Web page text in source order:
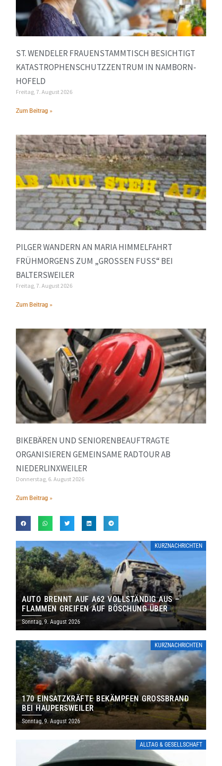
ST. WENDELER FRAUENSTAMMTISCH BESICHTIGT
KATASTROPHENSCHUTZZENTRUM IN NAMBORN-
HOFELD
Freitag, 7. August 2026
Zum Beitrag »
PILGER WANDERN AN MARIA HIMMELFAHRT
FRÜHMORGENS ZUM „GROSSEN FUSS“ BEI BA
LTERSWEILER
Freitag, 7. August 2026
Zum Beitrag »
BIKEBÄREN UND SENIORENBEAUFTRAGTE
ORGANISIEREN GEMEINSAME RADTOUR AB
NIEDERLINXWEILER
Donnerstag, 6. August 2026
Zum Beitrag »
KURZNACHRICHTEN
AUTO BRENNT AUF A62 VOLLSTÄNDIG AUS –
FLAMMEN GREIFEN AUF BÖSCHUNG ÜBER
Sonntag, 9. August 2026
KURZNACHRICHTEN
170 EINSATZKRÄFTE BEKÄMPFEN GROSSBRAND B
EI HAUPERSWEILER
Sonntag, 9. August 2026
ALLTAG & GESELLSCHAFT